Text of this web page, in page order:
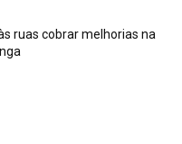
ruas cobrar melhorias na